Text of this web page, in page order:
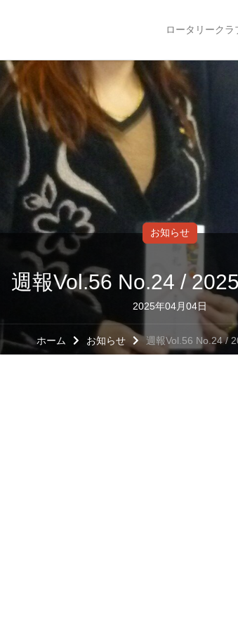
ロータリークラ
週報Vol.56 No.24 /
お知らせ
2025年04月04日
ホーム お知らせ 週報Vol.56 No.24 /